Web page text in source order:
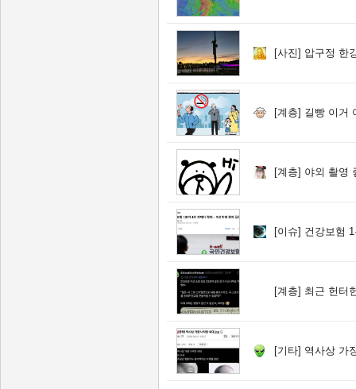
[사진] 압구정 한
[계층] 길빵 이거
[계층] 야외 촬영
[이슈] 건강보험 1분
[계층] 최근 헌터
[기타] 역사상 가